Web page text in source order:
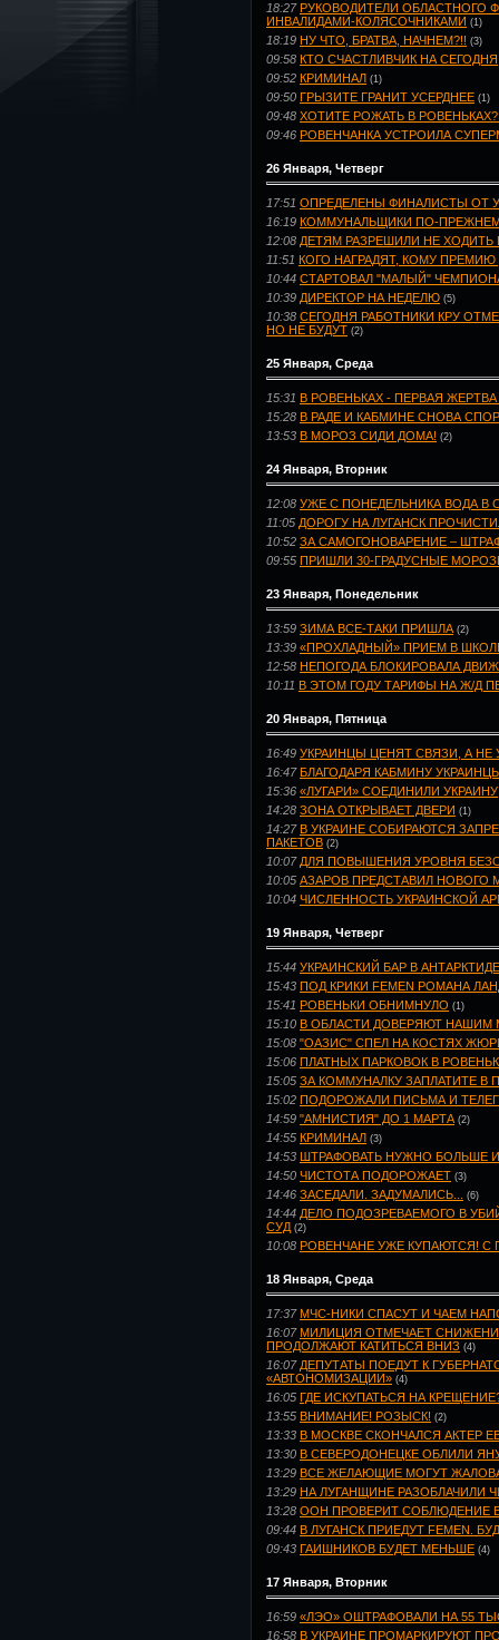
18:27 РУКОВОДИТЕЛИ ОБЛАСТНОГО
ИНВАЛИДАМИ-КОЛЯСОЧНИКАМИ (1)
18:19 НУ ЧТО, БРАТВА, НАЧНЕМ?!! (3)
09:58 КТО СЧАСТЛИВЧИК НА
09:52 КРИМИНАЛ (1)
09:50 ГРЫЗИТЕ ГРАНИТ УСЕРДНЕЕ (1)
09:48 ХОТИТЕ РОЖАТЬ В
09:46 РОВЕНЧАНКА УСТРОИЛА
26 Января, Четверг
17:51 ОПРЕДЕЛЕНЫ ФИНАЛИСТЫ ОТ
16:19 КОММУНАЛЬЩИКИ ПО-
12:08 ДЕТЯМ РАЗРЕШИЛИ НЕ ХОДИТЬ
11:51 КОГО НАГРАДЯТ, КОМУ
10:44 СТАРТОВАЛ "МАЛЫЙ"
10:39 ДИРЕКТОР НА НЕДЕЛЮ (5)
10:38 СЕГОДНЯ РАБОТНИКИ КРУ
НО НЕ БУДУТ (2)
25 Января, Среда
15:31 В РОВЕНЬКАХ - ПЕРВАЯ
15:28 В РАДЕ И КАБМИНЕ СНОВА
13:53 В МОРОЗ СИДИ ДОМА! (2)
24 Января, Вторник
12:08 УЖЕ С ПОНЕДЕЛЬНИКА ВОДА В
11:05 ДОРОГУ НА ЛУГАНСК
10:52 ЗА САМОГОНОВАРЕНИЕ –
09:55 ПРИШЛИ 30-ГРАДУСНЫЕ
23 Января, Понедельник
13:59 ЗИМА ВСЕ-ТАКИ ПРИШЛА (2)
13:39 «ПРОХЛАДНЫЙ» ПРИЕМ В
12:58 НЕПОГОДА БЛОКИРОВАЛА
10:11 В ЭТОМ ГОДУ ТАРИФЫ НА Ж/Д
20 Января, Пятница
16:49 УКРАИНЦЫ ЦЕНЯТ СВЯЗИ, А НЕ
16:47 БЛАГОДАРЯ КАБМИНУ
15:36 «ЛУГАРИ» СОЕДИНИЛИ УКРАИНУ
14:28 ЗОНА ОТКРЫВАЕТ ДВЕРИ (1)
14:27 В УКРАИНЕ СОБИРАЮТСЯ
ПАКЕТОВ (2)
10:07 ДЛЯ ПОВЫШЕНИЯ УРОВНЯ
10:05 АЗАРОВ ПРЕДСТАВИЛ НОВОГО
10:04 ЧИСЛЕННОСТЬ УКРАИНСКОЙ
19 Января, Четверг
15:44 УКРАИНСКИЙ БАР В
15:43 ПОД КРИКИ FEMEN РОМАНА
15:41 РОВЕНЬКИ ОБНИМНУЛО (1)
15:10 В ОБЛАСТИ ДОВЕРЯЮТ НАШИМ
15:08 "ОАЗИС" СПЕЛ НА КОСТЯХ
15:06 ПЛАТНЫХ ПАРКОВОК В
15:05 ЗА КОММУНАЛКУ ЗАПЛАТИТЕ В
15:02 ПОДОРОЖАЛИ ПИСЬМА И
14:59 "АМНИСТИЯ" ДО 1 МАРТА (2)
14:55 КРИМИНАЛ (3)
14:53
ШТРАФОВАТЬ НУЖНО БОЛЬШЕ
14:50 ЧИСТОТА ПОДОРОЖАЕТ (3)
14:46 ЗАСЕДАЛИ. ЗАДУМАЛИСЬ... (6)
14:44 ДЕЛО ПОДОЗРЕВАЕМОГО В
СУД (2)
10:08 РОВЕНЧАНЕ УЖЕ КУПАЮТСЯ! С
18 Января, Среда
17:37 МЧС-НИКИ СПАСУТ И ЧАЕМ
16:07 МИЛИЦИЯ ОТМЕЧАЕТ
ПРОДОЛЖАЮТ КАТИТЬСЯ ВНИЗ (4)
16:07 ДЕПУТАТЫ ПОЕДУТ К
«АВТОНОМИЗАЦИИ» (4)
16:05 ГДЕ ИСКУПАТЬСЯ НА
13:55 ВНИМАНИЕ! РОЗЫСК! (2)
13:33 В МОСКВЕ СКОНЧАЛСЯ АКТЕР
13:30 В СЕВЕРОДОНЕЦКЕ ОБЛИЛИ
13:29 ВСЕ ЖЕЛАЮЩИЕ МОГУТ
13:29 НА ЛУГАНЩИНЕ РАЗОБЛАЧИЛИ
13:28 ООН ПРОВЕРИТ СОБЛЮДЕНИЕ В
09:44 В ЛУГАНСК ПРИЕДУТ FEMEN.
09:43 ГАИШНИКОВ БУДЕТ МЕНЬШЕ (4)
17 Января, Вторник
16:59 «ЛЭО» ОШТРАФОВАЛИ НА 55
16:58 В УКРАИНЕ ПРОМАРКИРУЮТ